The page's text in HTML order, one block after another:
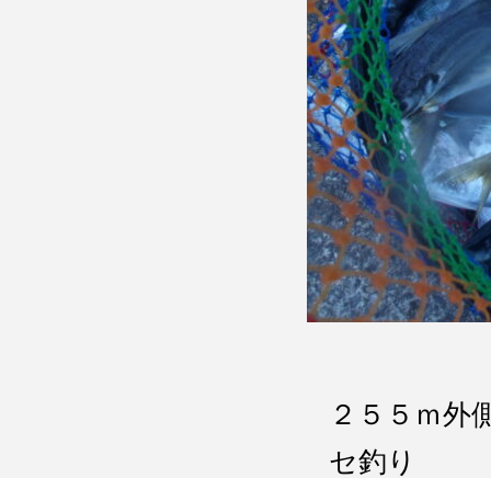
２５５ｍ
セ釣り